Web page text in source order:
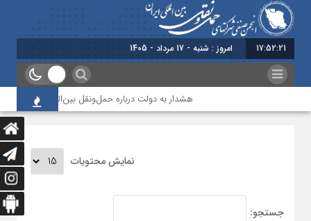
17:52:21 امروز : شنبه - 17 مرداد - 1405
هشدار به دولت درباره حمل‌ونقل بین‌المللی؛ شرکت‌ها
نمایش محتویات
جستجو: